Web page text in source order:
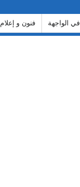
في الواجهة فنون و إعلام